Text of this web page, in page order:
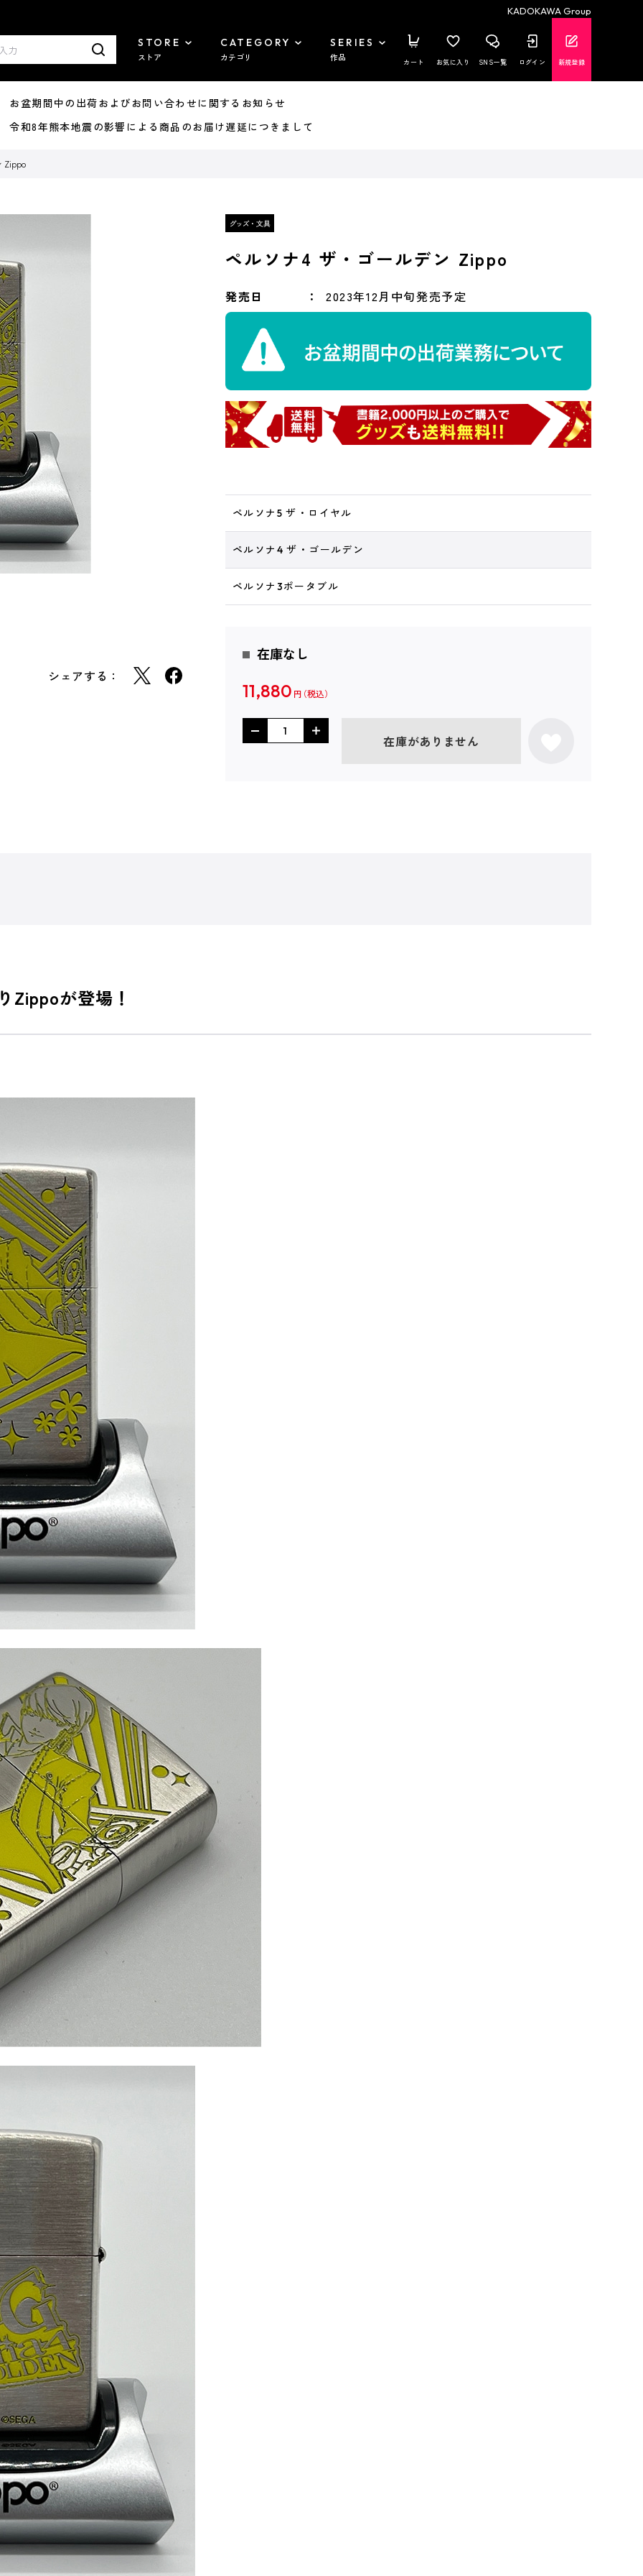
KADOKAWA Group
STORE
ストア
CATEGORY
カテゴリ
SERIES
作品 カート お気に入り SNS一覧 ログイン 新規登録
盆期間中の出荷およびお問い合わせに関するお知らせ
和8年熊本地震の影響による商品のお届け遅延につきまして
Zippo
シェアする：
ペルソナ4 ザ・ゴールデン Zippo
発売日 2023年12月中旬発売予定
ペルソナ5 ザ・ロイヤル
ペルソナ4 ザ・ゴールデン
ペルソナ3ポータブル
在庫なし
11,880 円
在庫がありません
Zippoが登場！